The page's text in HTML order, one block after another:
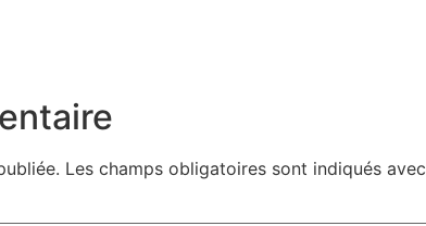
Les champs obligatoires sont indiqués avec